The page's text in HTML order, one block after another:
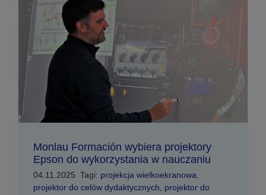
Monlau Formación wybiera projektory
Epson do wykorzystania w nauczaniu
04.11.2025 Tagi: projekcja wielkoekranowa
projektor do celów dydaktycznych
projektor do